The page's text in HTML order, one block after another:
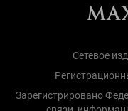
Сетевое
Зарегистрировано